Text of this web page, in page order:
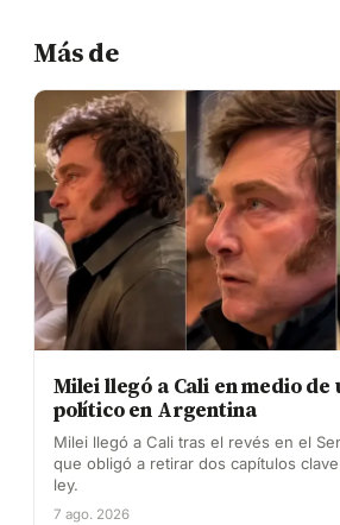
Más de
Milei llegó a Cali en medio
político en Argentina
Milei llegó a Cali tras el revés en el
que obligó a retirar dos capítulos
ley.
7 ago. 2026